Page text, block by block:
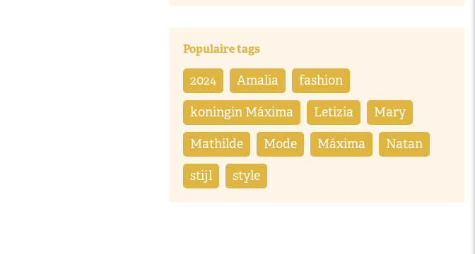
Populaire tags
2024 Amalia fashion
koningin Máxima Letizia Mary
Mathilde Mode Máxima Natan
stijl style